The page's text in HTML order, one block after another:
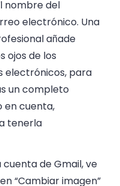
nombre del
electrónico. Una
añade
ojos de los
electrónicos, para
un completo
en cuenta,
tenerla
cuenta de Gmail, ve
“Cambiar imagen”